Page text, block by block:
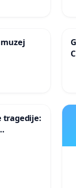
tragedije: